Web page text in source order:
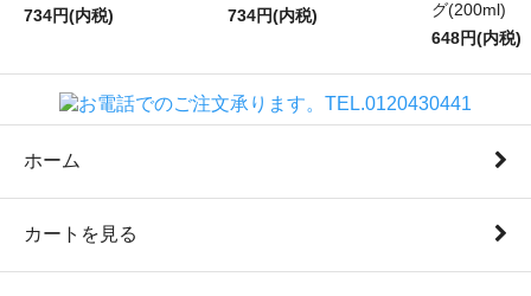
734円(内税)
734円(内税)
グ(200ml)
648円(内税)
ホーム
カートを見る